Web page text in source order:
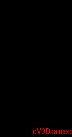
сVODка